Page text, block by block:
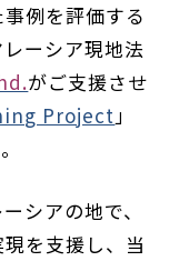
例を評価する
ーシア現地法
がご支援させ
Project」
シアの地で、
を支援し、当